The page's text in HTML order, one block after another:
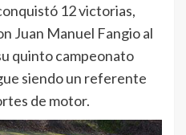
12 victorias,
Juan Manuel Fangio al
quinto campeonato
siendo un referente
de motor.